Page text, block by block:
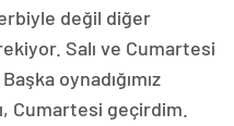
değil diğer
Salı ve Cumartesi
oynadığımız
Cumartesi geçirdim.